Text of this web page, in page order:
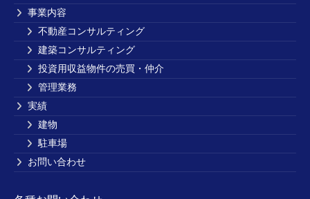
事業内容
不動産コンサルティング
建築コンサルティング
投資用収益物件の売買・仲介
管理業務
実績
建物
駐車場
お問い合わせ